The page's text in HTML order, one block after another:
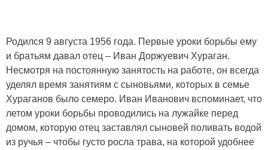
Родился 9 августа 1956 года. Первые уроки борьбы ему
и братьям давал отец – Иван Доржуевич Хураган.
Несмотря на постоянную занятость на работе, он всегда
уделял время занятиям с сыновьями, которых в семье
Хураганов было семеро. Иван Иванович вспоминает, что
летом уроки борьбы проводились на лужайке перед
домом, которую отец заставлял сыновей поливать водой
из ручья – чтобы густо росла трава, на которой удобнее